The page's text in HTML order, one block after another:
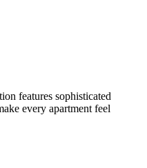
features sophisticated
every apartment feel